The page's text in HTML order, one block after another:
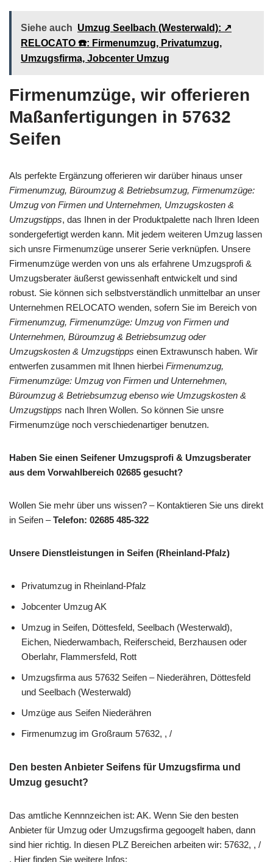
Siehe auch Umzug Seelbach (Westerwald): ↗️
RELOCATO ☎️: Firmenumzug, Privatumzug,
Umzugsfirma, Jobcenter Umzug
Firmenumzüge, wir offerieren
Maßanfertigungen in 57632
Seifen
Als perfekte Ergänzung offerieren wir darüber hinaus unser
Firmenumzug, Büroumzug & Betriebsumzug, Firmenumzüge:
Umzug von Firmen und Unternehmen, Umzugskosten &
Umzugstipps, das Ihnen in der Produktpalette nach Ihren Ideen
sondergefertigt werden kann. Mit jedem weiteren Umzug lassen
sich unsre Firmenumzüge unserer Serie verknüpfen. Unsere
Firmenumzüge werden von uns als erfahrene Umzugsprofi &
Umzugsberater äußerst gewissenhaft entwickelt und sind
robust. Sie können sich selbstverständlich unmittelbar an unser
Unternehmen RELOCATO wenden, sofern Sie im Bereich von
Firmenumzug, Firmenumzüge: Umzug von Firmen und
Unternehmen, Büroumzug & Betriebsumzug oder
Umzugskosten & Umzugstipps einen Extrawunsch haben. Wir
entwerfen zusammen mit Ihnen hierbei Firmenumzug,
Firmenumzüge: Umzug von Firmen und Unternehmen,
Büroumzug & Betriebsumzug ebenso wie Umzugskosten &
Umzugstipps nach Ihren Wollen. So können Sie unsre
Firmenumzüge noch verschiedenartiger benutzen.
Haben Sie einen Seifener Umzugsprofi & Umzugsberater
aus dem Vorwahlbereich 02685 gesucht?
Wollen Sie mehr über uns wissen? – Kontaktieren Sie uns direkt
in Seifen –Telefon: 02685 485-322
Unsere Dienstleistungen in Seifen (Rheinland-Pfalz)
Privatumzug in Rheinland-Pfalz
Jobcenter Umzug AK
Umzug in Seifen, Döttesfeld, Seelbach (Westerwald),
Eichen, Niederwambach, Reiferscheid, Berzhausen oder
Oberlahr, Flammersfeld, Rott
Umzugsfirma aus 57632 Seifen – Niederähren, Döttesfeld
und Seelbach (Westerwald)
Umzüge aus Seifen Niederähren
Firmenumzug im Großraum 57632, , /
Den besten Anbieter Seifens für Umzugsfirma und
Umzug gesucht?
Das amtliche Kennnzeichen ist: AK. Wenn Sie den besten
Anbieter für Umzug oder Umzugsfirma gegoogelt haben, dann
sind hier richtig. In diesen PLZ Bereichen arbeiten wir: 57632, , /
. Hier finden Sie weitere Infos: